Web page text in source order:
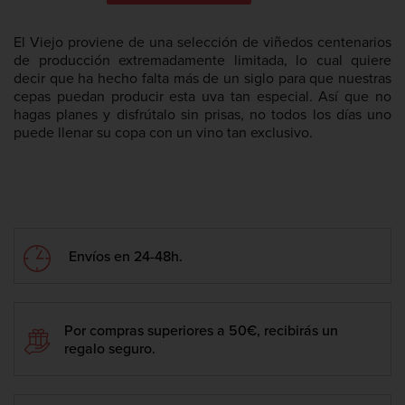
El Viejo proviene de una selección de viñedos centenarios
de producción extremadamente limitada, lo cual quiere
decir que ha hecho falta más de un siglo para que nuestras
cepas puedan producir esta uva tan especial. Así que no
hagas planes y disfrútalo sin prisas, no todos los días uno
puede llenar su copa con un vino tan exclusivo.
Envíos en 24-48h.
Por compras superiores a 50€, recibirás un
regalo seguro.